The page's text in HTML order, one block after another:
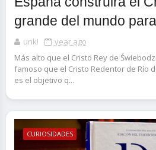
grande del mundo
unk!
year ago
Más alto que el Cristo Rey de
famoso que el Cristo Redentor de Río
es el objetivo q...
CURIOSIDADES